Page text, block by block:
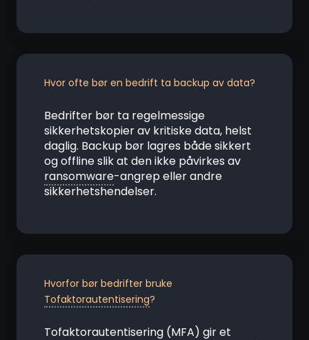
Hvor ofte bør en bedrift ta backup av data?
Bedrifter bør ta regelmessige
sikkerhetskopier av kritiske data, helst
daglig. Backup bør lagres både sikkert
og offline slik at den ikke påvirkes av
ransomware-angrep eller andre
sikkerhetshendelser.
Hvorfor bør bedrifter bruke
Tofaktorautentisering?
Tofaktorautentisering (MFA) gir et